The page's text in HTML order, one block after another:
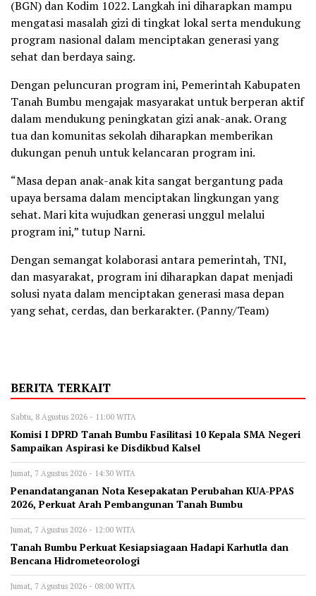
(BGN) dan Kodim 1022. Langkah ini diharapkan mampu
mengatasi masalah gizi di tingkat lokal serta mendukung
program nasional dalam menciptakan generasi yang
sehat dan berdaya saing.
Dengan peluncuran program ini, Pemerintah Kabupaten
Tanah Bumbu mengajak masyarakat untuk berperan aktif
dalam mendukung peningkatan gizi anak-anak. Orang
tua dan komunitas sekolah diharapkan memberikan
dukungan penuh untuk kelancaran program ini.
“Masa depan anak-anak kita sangat bergantung pada
upaya bersama dalam menciptakan lingkungan yang
sehat. Mari kita wujudkan generasi unggul melalui
program ini,” tutup Narni.
Dengan semangat kolaborasi antara pemerintah, TNI,
dan masyarakat, program ini diharapkan dapat menjadi
solusi nyata dalam menciptakan generasi masa depan
yang sehat, cerdas, dan berkarakter. (Panny/Team)
BERITA TERKAIT
Sabtu, 8 Agustus 2026 - 11:00 WITA
Komisi I DPRD Tanah Bumbu Fasilitasi 10 Kepala SMA Negeri
Sampaikan Aspirasi ke Disdikbud Kalsel
Jumat, 7 Agustus 2026 - 14:30 WITA
Penandatanganan Nota Kesepakatan Perubahan KUA-PPAS
2026, Perkuat Arah Pembangunan Tanah Bumbu
Jumat, 7 Agustus 2026 - 12:00 WITA
Tanah Bumbu Perkuat Kesiapsiagaan Hadapi Karhutla dan
Bencana Hidrometeorologi
Jumat, 7 Agustus 2026 - 08:00 WITA